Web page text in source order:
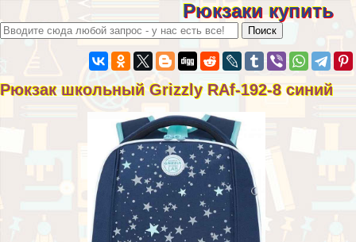
Рюкзаки купить
Рюкзак школьный Grizzly RAf-192-8 синий